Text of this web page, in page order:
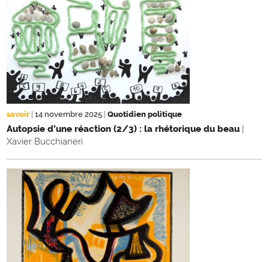
savoir 14 novembre 2025 Quotidien politique
Autopsie d’une réaction (2/3) : la rhétorique du beau |
Xavier Bucchianeri